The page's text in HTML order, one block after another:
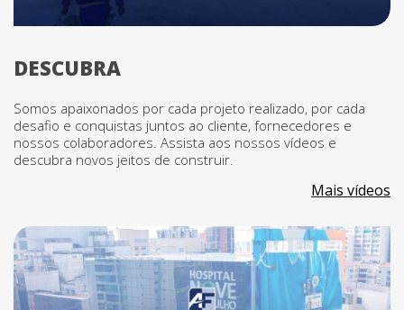
DESCUBRA
Somos apaixonados por cada projeto realizado, por cada
desafio e conquistas juntos ao cliente, fornecedores e
nossos colaboradores. Assista aos nossos vídeos e
descubra novos jeitos de construir.
Mais vídeos